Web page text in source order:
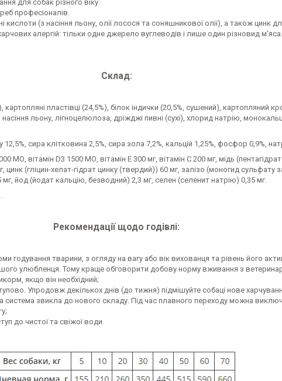
для собак різного віку.
професіоналів.
(з насіння льону, олії лосося та соняшникової олії), а також цинк
алергій: тільки одне джерело вуглеводів і лише один різновид м'яса.
Склад:
картопляні пластівці (24,5%), білок індички (20,5%, сушений), картопляний
льону, лігноцелюлоза, дріжджі пивні (сухі), хлорид натрію,
12,5%, сира клітковина 2,5%, сира зола 7,2%, кальцій 1,25%, фосфор 0,9%,
МО, вітамін D3 1500 МО, вітамін E 300 мг, вітамін C 200 мг, мідь
(гліцин-хелат-гідрат цинку (твердий)) 60 мг, залізо (моногид сульфату
йод (йодат кальцію, безводний) 2,3 мг, селен (селенит натрію) 0,35 мг.
Рекомендації щодо годівлі:
годування тварини, з огляду на вагу або вік вихованця та рівень його
улюбленця. Тому краще обговорити добову норму вживання з
якщо він необхідний;
Упродовж декількох днів (до тижня) підмішуйте собаці нове
система звикла до нового складу. Під час плавного переходу можна
до чистої та свіжої води.